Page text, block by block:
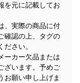
を元に記載してお
、実際の商品に付
確認の上、タグの
さい。
ーカー欠品または
ざいます。予めご
お願い申し上げま